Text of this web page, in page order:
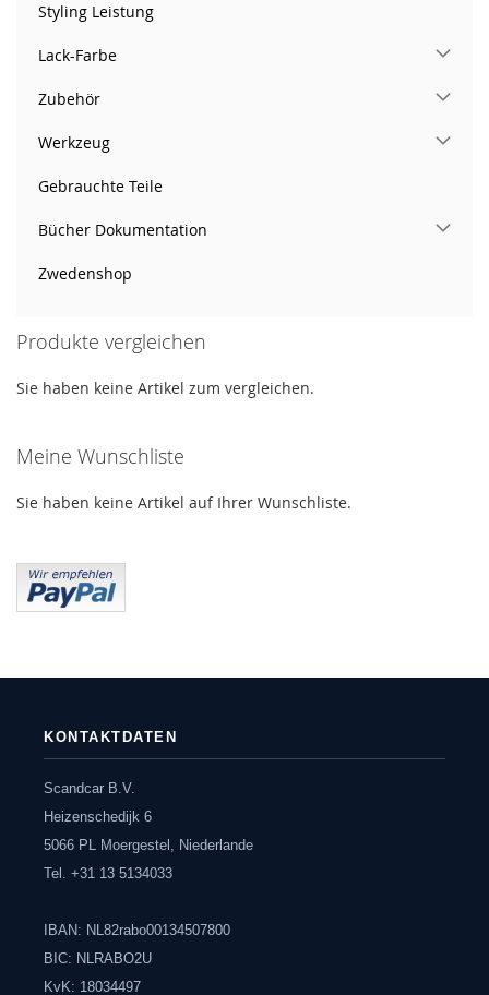
Styling Leistung
Lack-Farbe
Zubehör
Werkzeug
Gebrauchte Teile
Bücher Dokumentation
Zwedenshop
Produkte vergleichen
Sie haben keine Artikel zum vergleichen.
Meine Wunschliste
Sie haben keine Artikel auf Ihrer Wunschliste.
KONTAKTDATEN
Scandcar B.V.
Heizenschedijk 6
5066 PL Moergestel, Niederlande
Tel. +31 13 5134033
IBAN: NL82rabo00134507800
BIC: NLRABO2U
KvK: 18034497